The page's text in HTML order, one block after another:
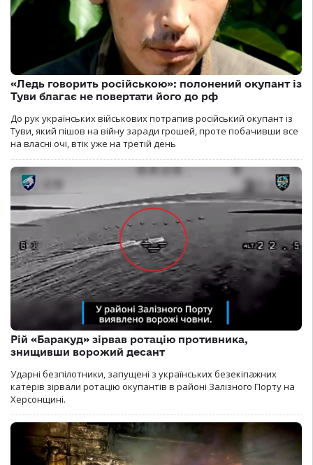
«Ледь говорить російською»: полонений окупант із
Туви благає не повертати його до рф
До рук українських військових потрапив російський окупант із
Туви, який пішов на війну заради грошей, проте побачивши все
на власні очі, втік уже на третій день
Рій «Баракуд» зірвав ротацію противника,
знищивши ворожий десант
Ударні безпілотники, запущені з українських безекіпажних
катерів зірвали ротацію окупантів в районі Залізного Порту на
Херсонщині.